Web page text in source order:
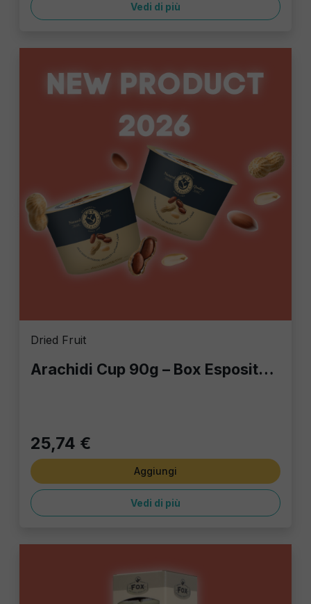
Vedi di più
Dried Fruit
Arachidi Cup 90g – Box Espositore da 18 Pezzi: Lo Snack Aperitivo Premium
25,74 €
Aggiungi
Vedi di più